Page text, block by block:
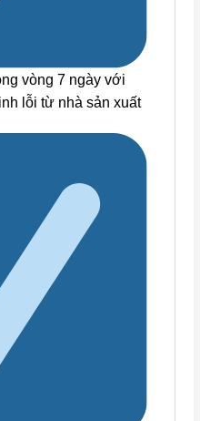
vòng 7 ngày với
lỗi từ nhà sản xuất